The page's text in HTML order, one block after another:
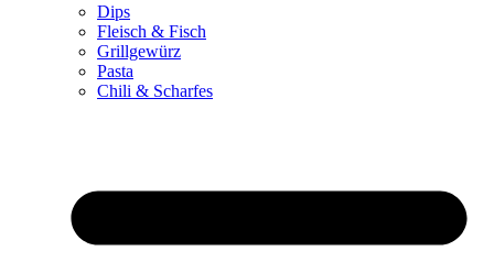
Dips
Fleisch & Fisch
Grillgewürz
Pasta
Chili & Scharfes